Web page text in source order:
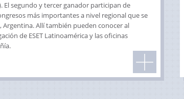
El segundo y tercer ganador participan de
más importantes a nivel regional que se
Argentina. Allí también pueden conocer al
de ESET Latinoamérica y las oficinas